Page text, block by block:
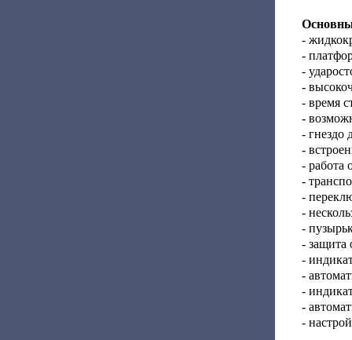
-
-
-
-
- время
-
- гнездо
-
- работа
-
-
-
-
- защита
-
-
-
-
-